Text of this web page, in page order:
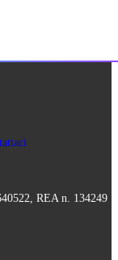
REA n. 134249